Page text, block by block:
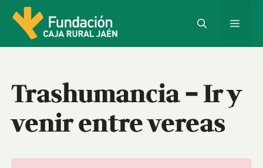
Saltar
contenido
Menú
Trashumancia – Ir y
venir entre vereas